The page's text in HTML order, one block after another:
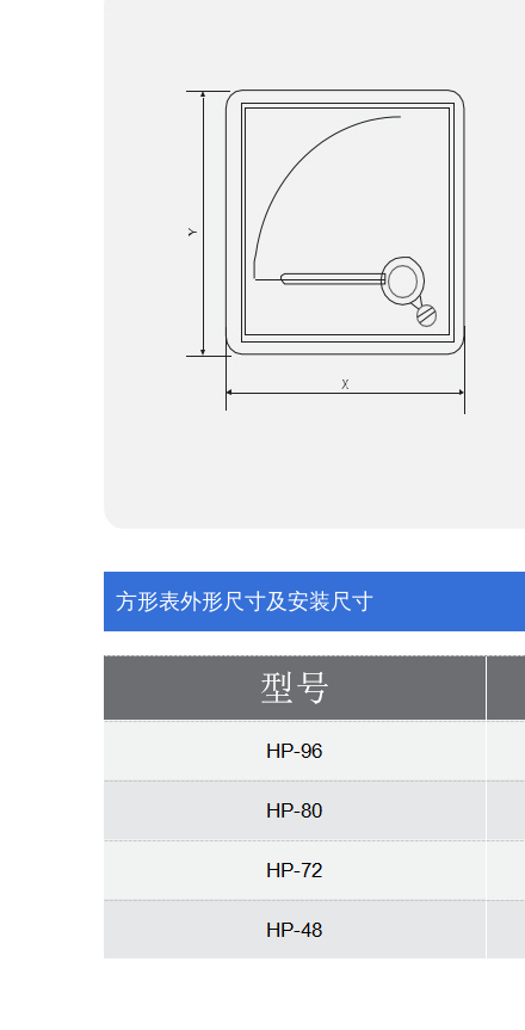
方形表外形尺寸及安装尺寸